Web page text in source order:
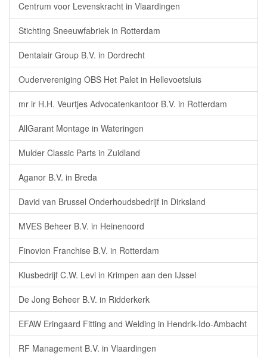
Centrum voor Levenskracht in Vlaardingen
Stichting Sneeuwfabriek in Rotterdam
Dentalair Group B.V. in Dordrecht
Oudervereniging OBS Het Palet in Hellevoetsluis
mr ir H.H. Veurtjes Advocatenkantoor B.V. in Rotterdam
AllGarant Montage in Wateringen
Mulder Classic Parts in Zuidland
Aganor B.V. in Breda
David van Brussel Onderhoudsbedrijf in Dirksland
MVES Beheer B.V. in Heinenoord
Finovion Franchise B.V. in Rotterdam
Klusbedrijf C.W. Levi in Krimpen aan den IJssel
De Jong Beheer B.V. in Ridderkerk
EFAW Eringaard Fitting and Welding in Hendrik-Ido-Ambacht
RF Management B.V. in Vlaardingen